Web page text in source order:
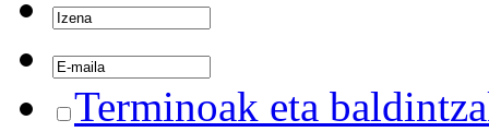
Terminoak eta